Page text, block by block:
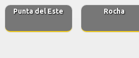
Punta del Este Rocha